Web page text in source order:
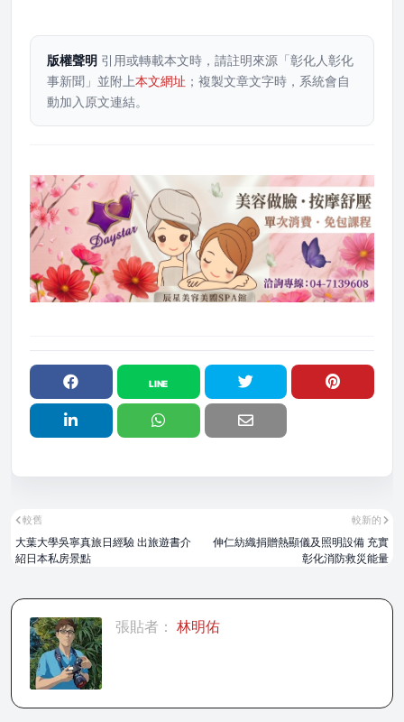
版權聲明 引用或轉載本文時，請註明來源「彰化人彰化
事新聞」並附上本文網址 ；複製文章文字時，系統會自
動加入原文連結。
較新的
伸仁紡織捐贈熱顯儀及照明設備 充實
彰化消防救災能量
較舊
大葉大學吳寧真旅日經驗 出旅遊書介
紹日本私房景點
張貼者： 林明佑